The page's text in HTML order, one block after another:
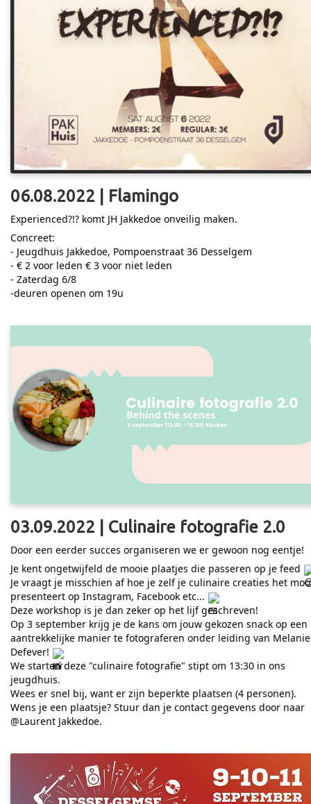
06.08.2022 | Flamingo
Experienced?!? komt JH Jakkedoe onveilig maken.
Concreet:
- Jeugdhuis Jakkedoe, Pompoenstraat 36 Desselgem
- € 2 voor leden € 3 voor niet leden
- Zaterdag 6/8
-deuren openen om 19u
03.09.2022 | Culinaire fotografie 2.0
Door een eerder succes organiseren we er gewoon nog eentje!
Je kent ongetwijfeld de mooie plaatjes die passeren op je feed
Je vraagt je misschien af hoe je zelf je culinaire creaties het
presenteert op Instagram, Facebook etc...
Deze workshop is je dan zeker op het lijf geschreven!
Op 3 september krijg je de kans om jouw gekozen snack op een
aantrekkelijke manier te fotograferen onder leiding van Melanie
Defever!
We starten deze "culinaire fotografie" stipt om 13:30 in ons
jeugdhuis.
Wees er snel bij, want er zijn beperkte plaatsen (4 personen).
Wens je een plaatsje? Stuur dan je contact gegevens door naar
@Laurent Jakkedoe.